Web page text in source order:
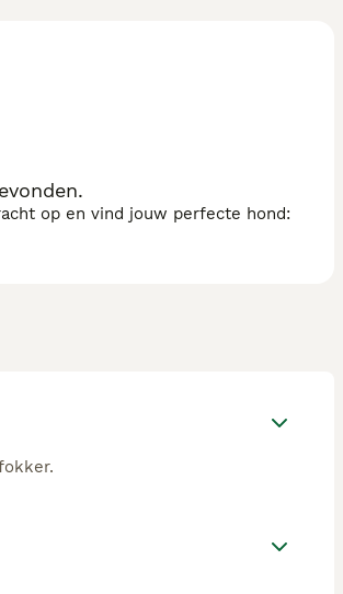
op en vind jouw perfecte hond: